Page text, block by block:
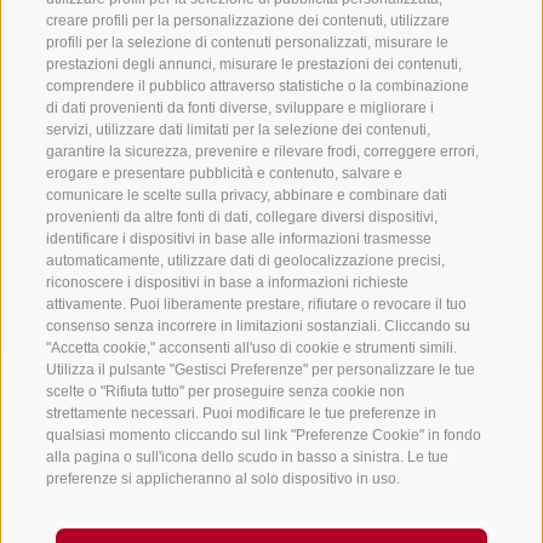
creare profili per la personalizzazione dei contenuti, utilizzare
profili per la selezione di contenuti personalizzati, misurare le
prestazioni degli annunci, misurare le prestazioni dei contenuti,
comprendere il pubblico attraverso statistiche o la combinazione
di dati provenienti da fonti diverse, sviluppare e migliorare i
servizi, utilizzare dati limitati per la selezione dei contenuti,
garantire la sicurezza, prevenire e rilevare frodi, correggere errori,
erogare e presentare pubblicità e contenuto, salvare e
comunicare le scelte sulla privacy, abbinare e combinare dati
provenienti da altre fonti di dati, collegare diversi dispositivi,
identificare i dispositivi in base alle informazioni trasmesse
automaticamente, utilizzare dati di geolocalizzazione precisi,
riconoscere i dispositivi in base a informazioni richieste
attivamente. Puoi liberamente prestare, rifiutare o revocare il tuo
consenso senza incorrere in limitazioni sostanziali. Cliccando su
"Accetta cookie," acconsenti all'uso di cookie e strumenti simili.
Utilizza il pulsante "Gestisci Preferenze" per personalizzare le tue
scelte o "Rifiuta tutto" per proseguire senza cookie non
strettamente necessari. Puoi modificare le tue preferenze in
qualsiasi momento cliccando sul link "Preferenze Cookie" in fondo
alla pagina o sull'icona dello scudo in basso a sinistra. Le tue
preferenze si applicheranno al solo dispositivo in uso.
Sempre informati e aggiornati!
NEWSLETTER
Alloggi
Hotel
Garni/B&B
Temi
La Regione
Attività
Service
Arrivo